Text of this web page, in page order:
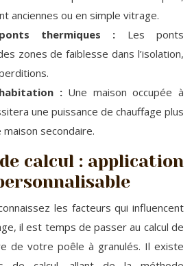
anciennes ou en simple vitrage.
thermiques : Les ponts
zones de faiblesse dans l’isolation,
: Une maison occupée à
une puissance de chauffage plus
secondaire.
calcul : application
les facteurs qui influencent
il est temps de passer au calcul de
de votre poêle à granulés. Il existe